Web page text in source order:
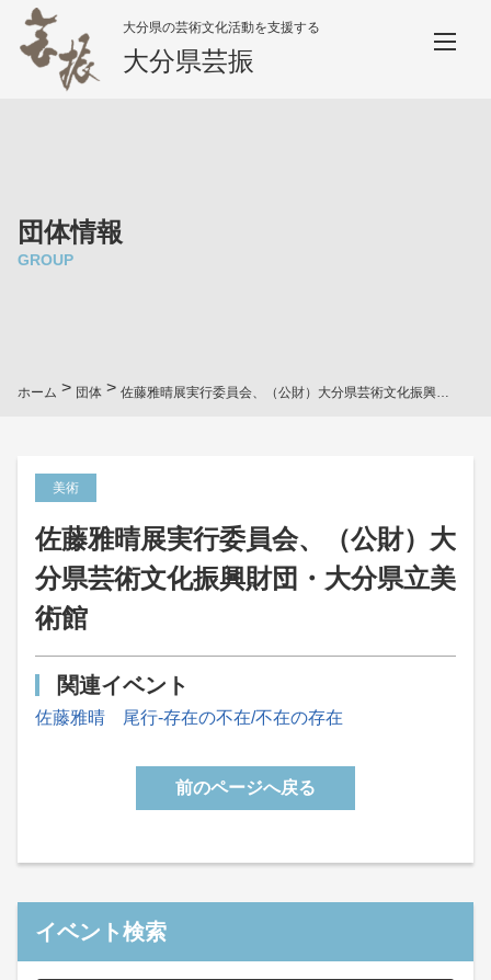
大分県の芸術文化活動を支援する
大分県芸振
団体情報
GROUP
ホーム > 団体 > 佐藤雅晴展実行委員会、（公財）大分県芸術文化振興財団・大分県立美術館
美術
佐藤雅晴展実行委員会、（公財）大
分県芸術文化振興財団・大分県立美
術館
関連イベント
佐藤雅晴 尾行-存在の不在/不在の存在
前のページへ戻る
イベント検索